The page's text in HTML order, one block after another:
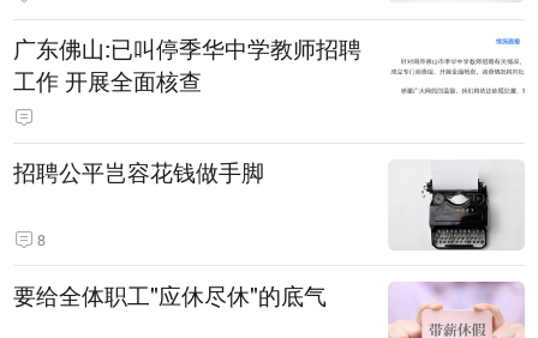
广东佛山:已叫停季华中学教师招聘
工作 开展全面核查
招聘公平岂容花钱做手脚
8
要给全体职工"应休尽休"的底气